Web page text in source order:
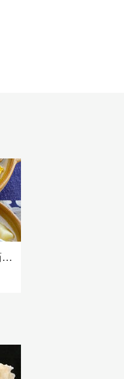
鲜香味美！巨好喝的山药排骨汤！！